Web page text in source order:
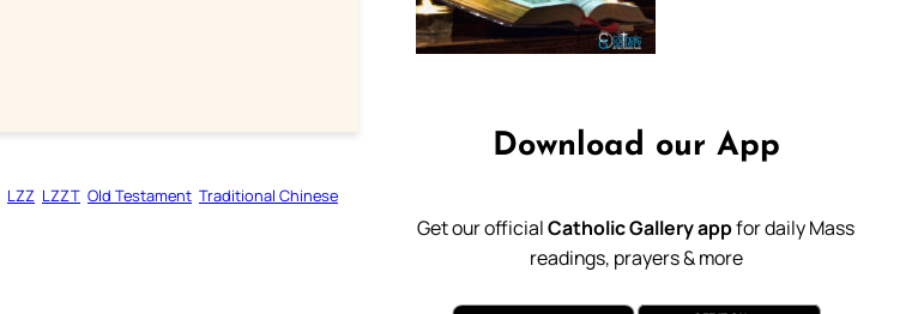
LZZ LZZT Old Testament Traditional Chinese
Download our App
Get our officialCatholic Gallery appfor daily Mass
readings, prayers & more